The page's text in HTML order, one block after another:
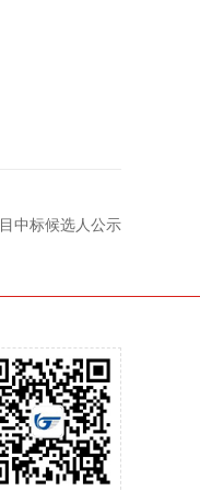
中标候选人公示